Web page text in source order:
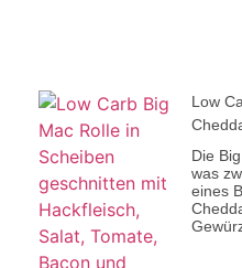
Low
Die
was
eines